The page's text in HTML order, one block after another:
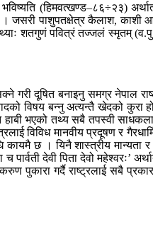
भविष्यति (हिमवत्खण्ड–८६÷२३)
पाशुपतक्षेत्र कैलाश, काशी
शतगुणं पवित्रं तज्जलं स्मृतम्
गरी दूषित बनाइनु समग्र नेपाल
विषय बन्नु अत्यन्तै खेदको कुरा
भएको तथ्य सबै तपस्वी
विविध मानवीय प्रदूषण र
छ । यिनै शास्त्रीय मान्यता र
देवी पिता देवो महेश्वरः’
पुकारा गर्दै राष्ट्रलाई सबै